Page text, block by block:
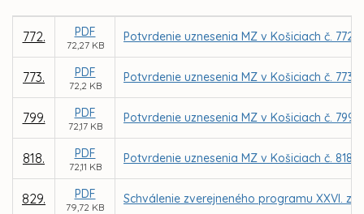
772. PDF
72,27 KB
Potvrdenie uznesenia MZ v Košiciach č.
773. PDF
72,2 KB
Potvrdenie uznesenia MZ v Košiciach č.
799. PDF
72,17 KB
Potvrdenie uznesenia MZ v Košiciach č.
818. PDF
72,11 KB
Potvrdenie uznesenia MZ v Košiciach č.
829. PDF
79,72 KB
Schválenie zverejneného programu XXVI.